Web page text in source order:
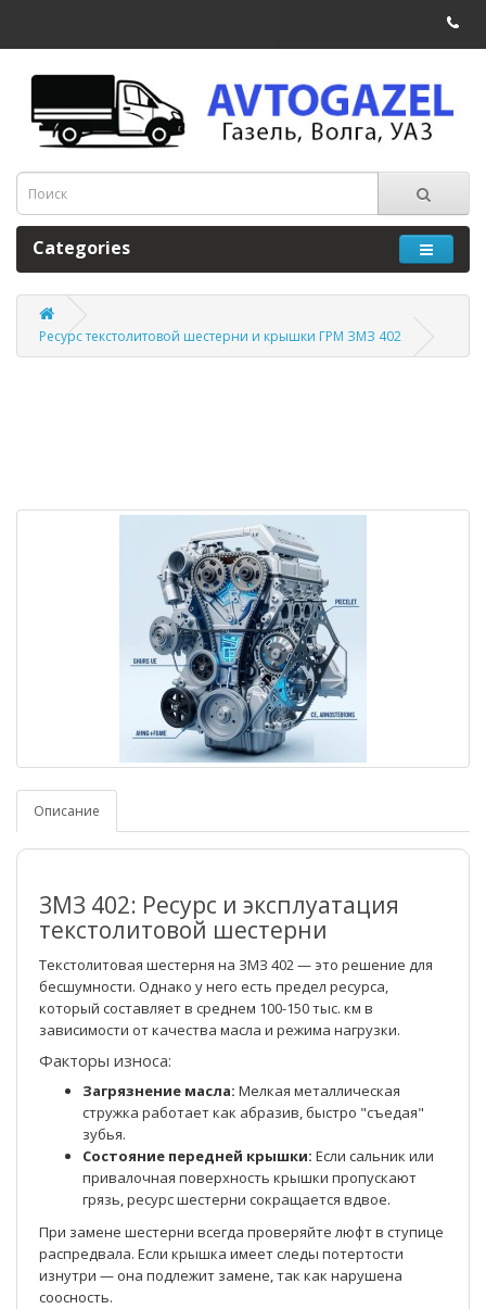
Categories
Ресурс текстолитовой шестерни и крышки ГРМ ЗМЗ 402
Описание
ЗМЗ 402: Ресурс и эксплуатация
текстолитовой шестерни
Текстолитовая шестерня на ЗМЗ 402 — это решение для
бесшумности. Однако у него есть предел ресурса,
который составляет в среднем 100-150 тыс. км в
зависимости от качества масла и режима нагрузки.
Факторы износа:
Загрязнение масла: Мелкая металлическая
стружка работает как абразив, быстро "съедая"
зубья.
Состояние передней крышки: Если сальник или
привалочная поверхность крышки пропускают
грязь, ресурс шестерни сокращается вдвое.
При замене шестерни всегда проверяйте люфт в ступице
распредвала. Если крышка имеет следы потертости
изнутри — она подлежит замене, так как нарушена
соосность.